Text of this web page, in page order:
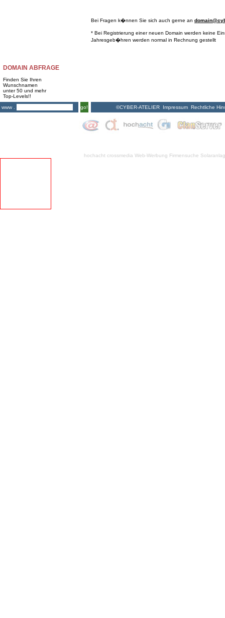
DOMAIN ABFRAGE
Finden Sie Ihren
Wunschnamen
unter 50 und mehr
Top-Levels!!
www .
go!
Bei Fragen k�nnen Sie sich auch gerne an
* Bei Registrierung einer neuen Domain werden keine
Jahresgeb�hren werden normal in Rechnung gestellt
©CYBER-ATELIER Impressum Rechtliche
hochacht crossmedia Web-Werbung Firmensuche